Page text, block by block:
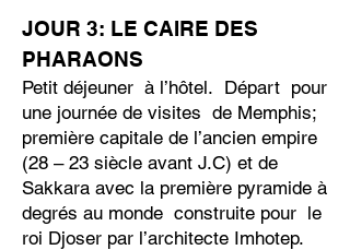
JOUR 3: LE CAIRE DES
PHARAONS
Petit déjeuner à l’hôtel. Départ pour
une journée de visites de Memphis;
première capitale de l’ancien empire
(28 – 23 siècle avant J.C) et de
Sakkara avec la première pyramide à
degrés au monde construite pour le
roi Djoser par l’architecte Imhotep.